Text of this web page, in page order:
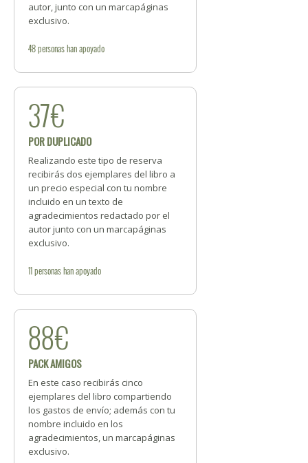
autor, junto con un marcapáginas
exclusivo.
48personashan apoyado
37€
POR DUPLICADO
Realizando este tipo de reserva
recibirás dos ejemplares del libro a
un precio especial con tu nombre
incluido en un texto de
agradecimientos redactado por el
autor junto con un marcapáginas
exclusivo.
11personashan apoyado
88€
PACK AMIGOS
En este caso recibirás cinco
ejemplares del libro compartiendo
los gastos de envío; además con tu
nombre incluido en los
agradecimientos, un marcapáginas
exclusivo.